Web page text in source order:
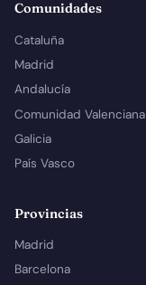
Comunidades
Cataluña
Madrid
Andalucía
Comunidad Valenciana
Galicia
País Vasco
Provincias
Madrid
Barcelona